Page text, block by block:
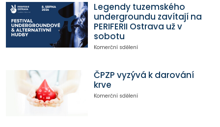
Legendy tuzemského
undergroundu zavítají na
PERIFERII Ostrava už v
sobotu
Komerční sdělení
ČPZP vyzývá k darování
krve
Komerční sdělení